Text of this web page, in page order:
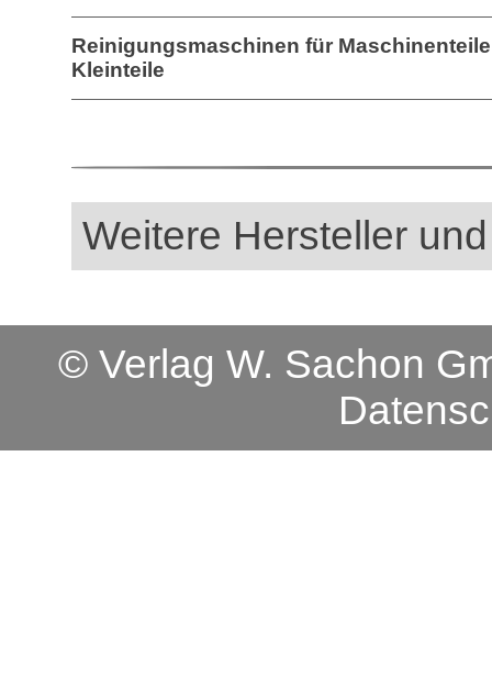
Reinigungsmaschinen für
Kleinteile
Weitere Hersteller
© Verlag W. Sachon